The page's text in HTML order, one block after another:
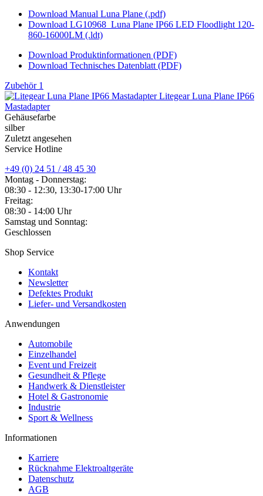
Download Manual Luna Plane (.pdf)
Download LG10968_Luna Plane IP66 LED Floodlight 120-
860-16000LM (.ldt)
Download Produktinformationen (PDF)
Download Technisches Datenblatt (PDF)
Zubehör 1
Litegear Luna Plane IP66
Mastadapter
Gehäusefarbe
silber
Zuletzt angesehen
Service Hotline
+49 (0) 24 51 / 48 45 30
Montag - Donnerstag:
08:30 - 12:30, 13:30-17:00 Uhr
Freitag:
08:30 - 14:00 Uhr
Samstag und Sonntag:
Geschlossen
Shop Service
Kontakt
Newsletter
Defektes Produkt
Liefer- und Versandkosten
Anwendungen
Automobile
Einzelhandel
Event und Freizeit
Gesundheit & Pflege
Handwerk & Dienstleister
Hotel & Gastronomie
Industrie
Sport & Wellness
Informationen
Karriere
Rücknahme Elektroaltgeräte
Datenschutz
AGB